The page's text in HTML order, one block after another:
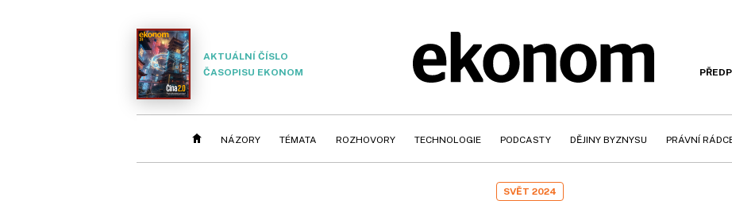
AKTUÁLNÍ ČÍSLO
ČASOPISU EKONOM
NÁZORY TÉMATA ROZHOVORY TECHNOLOGIE PODCASTY DĚJINY BYZNYSU PRÁVNÍ
SVĚT 2024